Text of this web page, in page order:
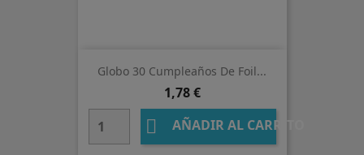
Globo 30 Cumpleaños De Foil...
Precio
1,78 €
 AÑADIR AL CARRITO